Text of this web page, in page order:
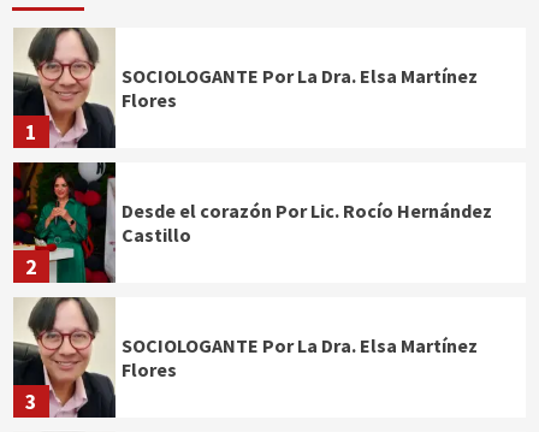
1
SOCIOLOGANTE Por La Dra. Elsa Martínez
Flores
2
Desde el corazón Por Lic. Rocío Hernández
Castillo
3
SOCIOLOGANTE Por La Dra. Elsa Martínez
Flores